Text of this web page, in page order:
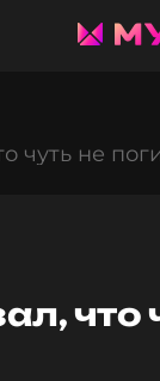
чуть не
что